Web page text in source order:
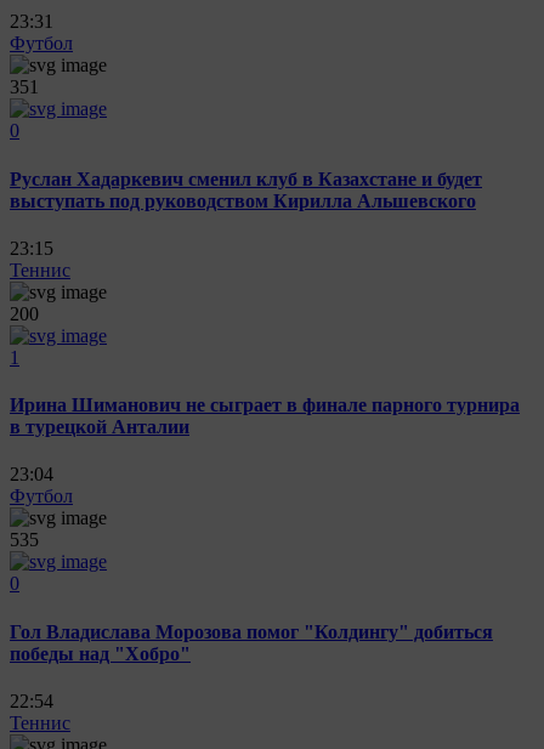
23:31
Футбол
351
0
Руслан Хадаркевич сменил клуб в Казахстане и будет
выступать под руководством Кирилла Альшевского
23:15
Теннис
200
1
Ирина Шиманович не сыграет в финале парного турнира
в турецкой Анталии
23:04
Футбол
535
0
Гол Владислава Морозова помог "Колдингу" добиться
победы над "Хобро"
22:54
Теннис